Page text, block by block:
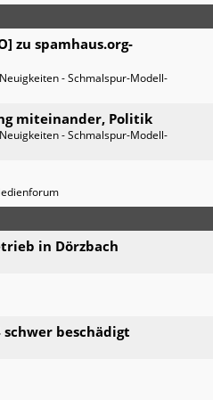
zu spamhaus.org-
Neuigkeiten - Schmalspur-Modell-
miteinander, Politik
Neuigkeiten - Schmalspur-Modell-
in Dörzbach
beschädigt